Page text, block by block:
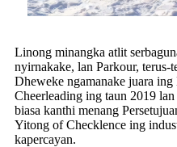
Linong minangka atlit
nyirnakake, lan Parkour, terus-
Dheweke ngamanake juara
Cheerleading ing taun 2019
biasa kanthi menang
Yitong of Checklence ing
kapercayan.